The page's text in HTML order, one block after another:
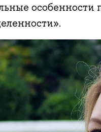
особенности